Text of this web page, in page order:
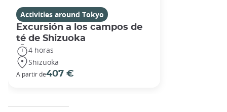
Activities around Tokyo
Excursión a los campos de
té de Shizuoka
4 horas
Shizuoka
A partir de407 €